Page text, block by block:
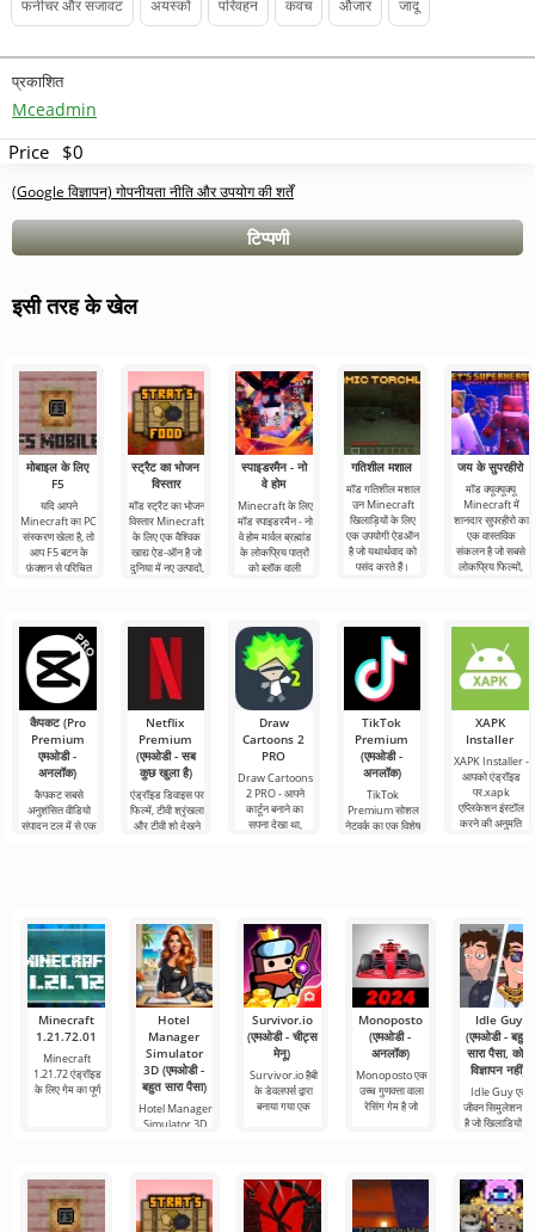
फर्नीचर और सजावट अयस्कों परिवहन कवच औजार जादू
प्रकाशित
Mceadmin
Price $0
(Google विज्ञापन) गोपनीयता नीति और उपयोग की शर्तें
टिप्पणी
इसी तरह के खेल
मोबाइल के लिए
F5
यदि आपने
Minecraft का PC
संस्करण खेला है, तो
आप F5 बटन के
फ़ंक्शन से परिचित
स्ट्रैट का भोजन
विस्तार
मॉड स्ट्रैट का भोजन
विस्तार Minecraft
के लिए एक वैश्विक
खाद्य ऐड-ऑन है जो
दुनिया में नए उत्पादों,
स्पाइडरमैन - नो
वे होम
Minecraft के लिए
मॉड स्पाइडरमैन - नो
वे होम मार्वल ब्रह्मांड
के लोकप्रिय पात्रों
को ब्लॉक वाली
गतिशील मशाल
मॉड गतिशील मशाल
उन Minecraft
खिलाड़ियों के लिए
एक उपयोगी ऐडऑन
है जो यथार्थवाद को
पसंद करते हैं।
जय के सुपरहीरो
मॉड क्यूक्यूक्यू
Minecraft में
शानदार सुपरहीरो का
एक वास्तविक
संकलन है जो सबसे
लोकप्रिय फिल्मों,
कैपकट (Pro
Premium
एमओडी -
अनलॉक)
कैपकट सबसे
अनुशंसित वीडियो
संपादन टूल में से एक
Netflix
Premium
(एमओडी - सब
कुछ खुला है)
एंड्रॉइड डिवाइस पर
फिल्में, टीवी श्रृंखला
और टीवी शो देखने
Draw
Cartoons 2
PRO
Draw Cartoons
2 PRO - आपने
कार्टून बनाने का
सपना देखा था,
TikTok
Premium
(एमओडी -
अनलॉक)
TikTok
Premium सोशल
नेटवर्क का एक विशेष
XAPK
Installer
XAPK Installer -
आपको एंड्रॉइड
पर.xapk
एप्लिकेशन इंस्टॉल
करने की अनुमति
Minecraft
1.21.72.01
Minecraft
1.21.72 एंड्रॉइड
के लिए गेम का पूर्ण
Hotel
Manager
Simulator
3D (एमओडी -
बहुत सारा पैसा)
Hotel Manager
Simulator 3D
Survivor.io
(एमओडी - चीट्स
मेनू)
Survivor.io हैबी
के डेवलपर्स द्वारा
बनाया गया एक
Monoposto
(एमओडी -
अनलॉक)
Monoposto एक
उच्च गुणवत्ता वाला
रेसिंग गेम है जो
Idle Guy
(एमओडी - बहुत
सारा पैसा, कोई
विज्ञापन नहीं)
Idle Guy एक
जीवन सिमुलेशन गेम
है जो खिलाड़ियों को